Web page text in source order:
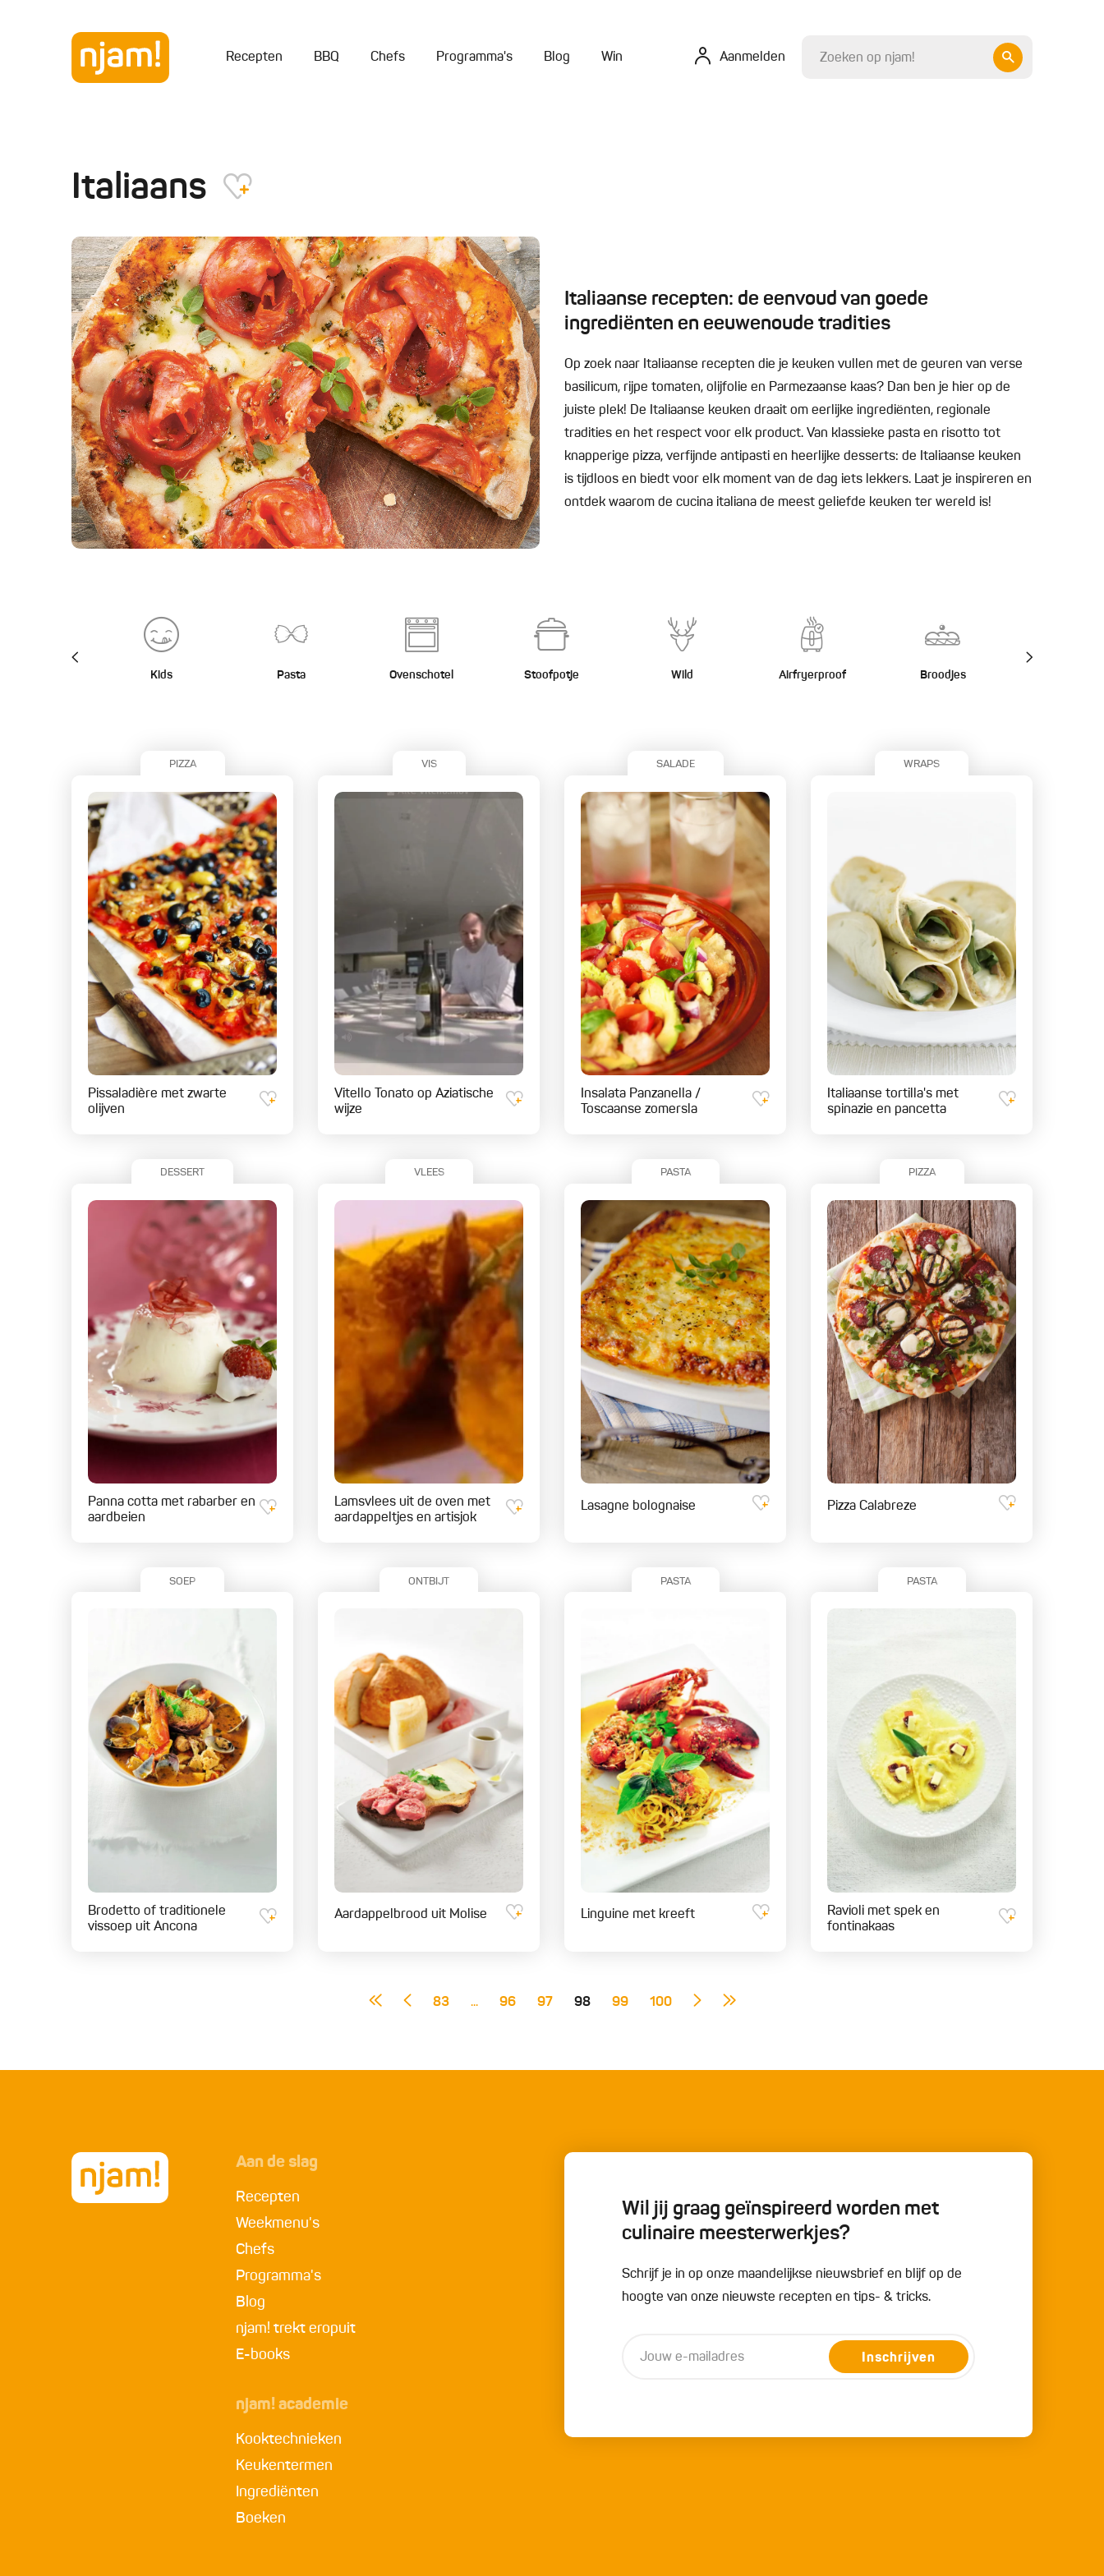
Recepten BBQ Chefs Programma's Blog Win Aanmelden
Italiaans
Italiaanse recepten: de eenvoud van goede
ingrediënten en eeuwenoude tradities
Op zoek naar Italiaanse recepten die je keuken vullen met de geuren van verse
basilicum, rijpe tomaten, olijfolie en Parmezaanse kaas? Dan ben je hier op de
juiste plek! De Italiaanse keuken draait om eerlijke ingrediënten, regionale
tradities en het respect voor elk product. Van klassieke pasta en risotto tot
knapperige pizza, verfijnde antipasti en heerlijke desserts: de Italiaanse keuken
is tijdloos en biedt voor elk moment van de dag iets lekkers. Laat je inspireren en
ontdek waarom de cucina italiana de meest geliefde keuken ter wereld is!
Kids Pasta Ovenschotel Stoofpotje Wild Airfryerproof Broodjes
PIZZA
Pissaladière met zwarte
olijven
VIS
Vitello Tonato op Aziatische
wijze
SALADE
Insalata Panzanella /
Toscaanse zomersla
WRAPS
Italiaanse tortilla's met
spinazie en pancetta
DESSERT
Panna cotta met rabarber en
aardbeien
VLEES
Lamsvlees uit de oven met
aardappeltjes en artisjok
PASTA
Lasagne bolognaise
PIZZA
Pizza Calabreze
SOEP
Brodetto of traditionele
vissoep uit Ancona
ONTBIJT
Aardappelbrood uit Molise
PASTA
Linguine met kreeft
PASTA
Ravioli met spek en
fontinakaas
83 ... 96 97 98 99 100
Aan de slag
Recepten
Weekmenu's
Chefs
Programma's
Blog
njam! trekt eropuit
E-books
njam! academie
Kooktechnieken
Keukentermen
Ingrediënten
Boeken
Wil jij graag geïnspireerd worden met
culinaire meesterwerkjes?
Schrijf je in op onze maandelijkse nieuwsbrief en blijf op de
hoogte van onze nieuwste recepten en tips- & tricks.
Inschrijven